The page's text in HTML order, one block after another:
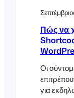
Πώς να
Οι
για